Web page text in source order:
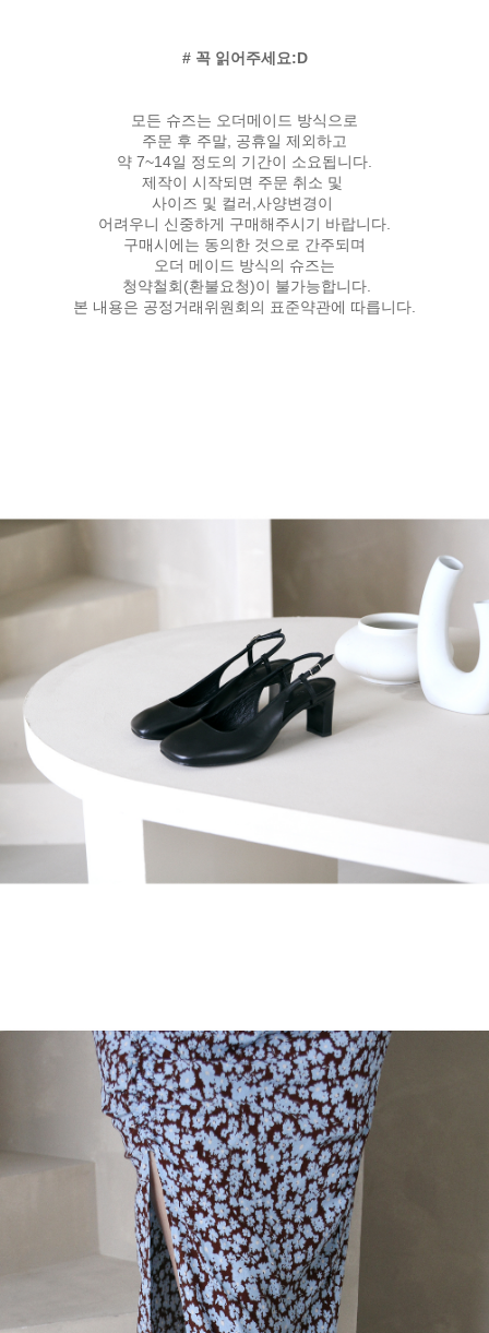
# 꼭 읽어주세요:D
모든 슈즈는 오더메이드 방식으로
주문 후 주말, 공휴일 제외하고
약 7~14일 정도의 기간이 소요됩니다.
제작이 시작되면 주문 취소 및
사이즈 및 컬러,사양변경이
어려우니 신중하게 구매해주시기 바랍니다.
구매시에는 동의한 것으로 간주되며
오더 메이드 방식의 슈즈는
청약철회(환불요청)이 불가능합니다.
본 내용은 공정거래위원회의 표준약관에 따릅니다.